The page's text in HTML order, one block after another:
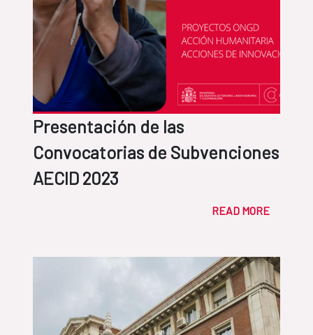
Presentación de las
Convocatorias de Subvenciones
AECID 2023
READ MORE